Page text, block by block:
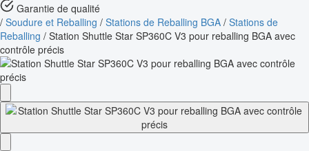
Garantie de qualité
/ Soudure et Reballing / Stations de Reballing BGA / Stations de
Reballing / Station Shuttle Star SP360C V3 pour reballing BGA avec
contrôle précis